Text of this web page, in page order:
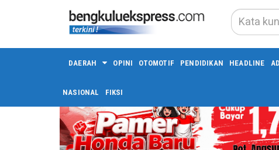
DAERAH OPINI OTOMOTIF PENDIDIKAN HEADLINE
NASIONAL FIKSI